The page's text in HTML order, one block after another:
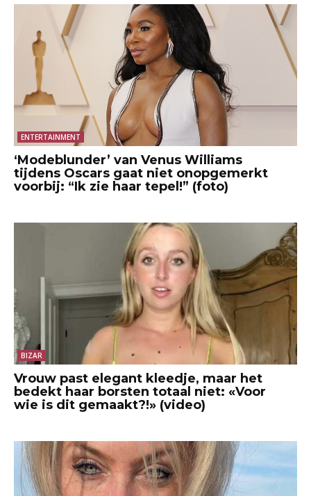
ENTERTAINMENT
‘Modeblunder’ van Venus Williams
tijdens Oscars gaat niet onopgemerkt
voorbij: “Ik zie haar tepel!” (foto)
BIZAR
Vrouw past elegant kleedje, maar het
bedekt haar borsten totaal niet: «Voor
wie is dit gemaakt?!» (video)